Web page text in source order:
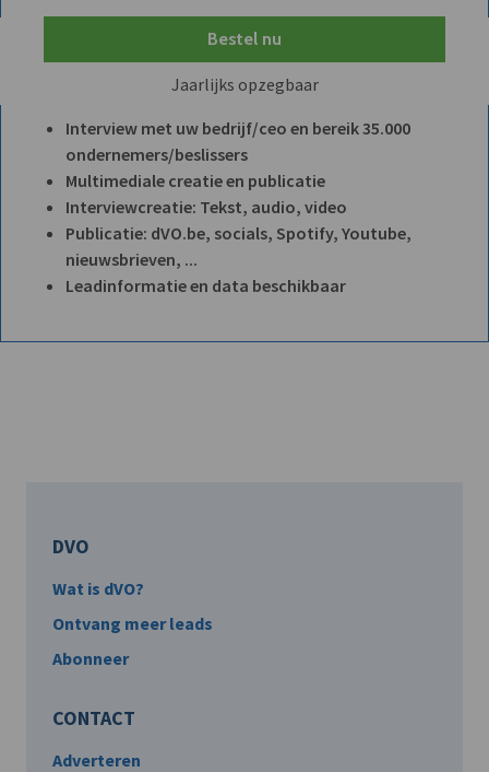
Bestel nu
Jaarlijks opzegbaar
Interview met uw bedrijf/ceo en bereik 35.000
ondernemers/beslissers
Multimediale creatie en publicatie
Interviewcreatie: Tekst, audio, video
Publicatie: dVO.be, socials, Spotify, Youtube,
nieuwsbrieven, ...
Leadinformatie en data beschikbaar
DVO
Wat is dVO?
Ontvang meer leads
Abonneer
CONTACT
Adverteren